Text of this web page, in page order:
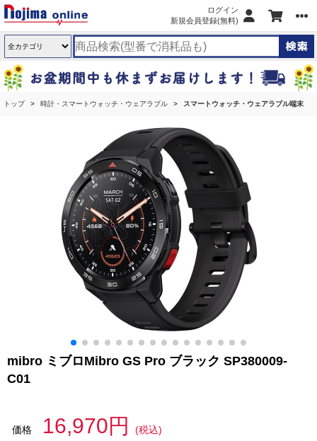
ログイン
新規会員登録(無料)
トップ 時計・スマートウォッチ・ウェアラブル スマートウォッチ・ウェアラブル端末
mibro ミブロMibro GS Pro ブラック SP380009-
C01
価格 16,970円
(税込)